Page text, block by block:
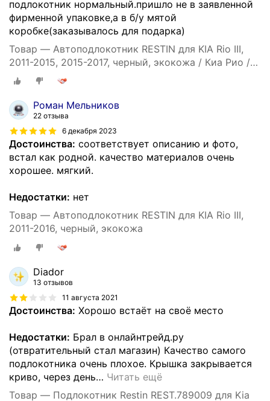
подлокотник нормальный.пришло не в заявленной
фирменной упаковке,а в б/у мятой
коробке(заказывалось для подарка)
Товар — Автоподлокотник RESTIN для KIA Rio III,
2011-2015, 2015-2017, черный, экокожа / Киа Рио /
Киа Рио
Роман Мельников
22 отзыва
6 декабря 2023
Достоинства: соответствует описанию и фото,
встал как родной. качество материалов очень
хорошее. мягкий.
Недостатки: нет
Товар — Автоподлокотник RESTIN для KIA Rio III,
2011-2016, черный, экокожа
Diador
13 отзывов
11 августа 2021
Достоинства: Хорошо встаёт на своё место
Недостатки: Брал в онлайнтрейд.ру
(отвратительный стал магазин) Качество самого
подлокотника очень плохое. Крышка закрывается
криво, через день… Читать ещё
Товар — Подлокотник Restin REST.789009 для Kia